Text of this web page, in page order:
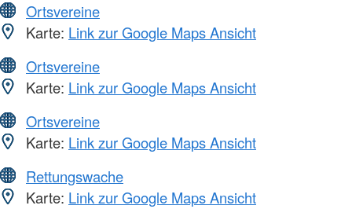
Ortsvereine
Karte: Link zur Google Maps Ansicht
Ortsvereine
Karte: Link zur Google Maps Ansicht
Ortsvereine
Karte: Link zur Google Maps Ansicht
Rettungswache
Karte: Link zur Google Maps Ansicht